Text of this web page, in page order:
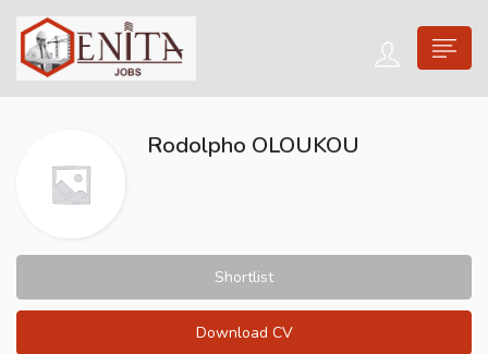
Rodolpho OLOUKOU
Shortlist
Download CV